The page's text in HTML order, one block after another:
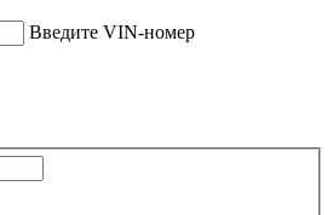
Введите VIN-номер